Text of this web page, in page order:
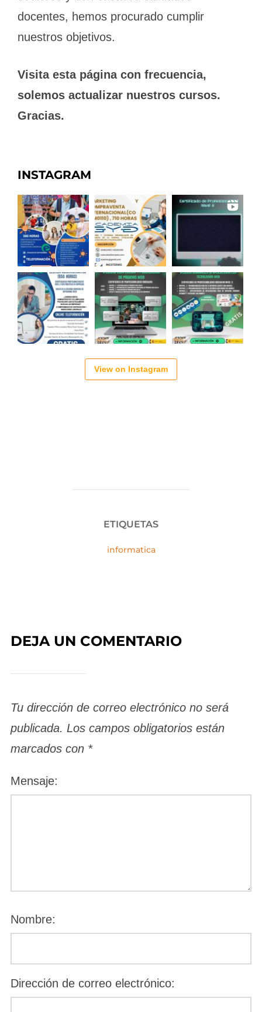
docentes, hemos procurado cumplir
nuestros objetivos.
Visita esta página con frecuencia,
solemos actualizar nuestros cursos.
Gracias.
INSTAGRAM
View on Instagram
ETIQUETAS
informatica
DEJA UN COMENTARIO
Tu dirección de correo electrónico no será
publicada. Los campos obligatorios están
marcados con *
Mensaje:
Nombre:
Dirección de correo electrónico: